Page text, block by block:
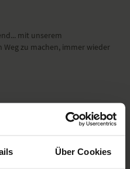
Über Cookies
mit unserem
zu machen, immer wieder